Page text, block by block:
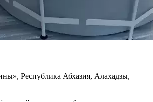
Республика Абхазия, Алахадзы,